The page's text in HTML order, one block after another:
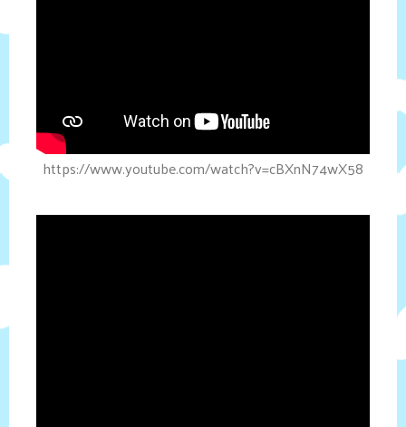
https://www.youtube.com/watch?v=cBXnN74wX58